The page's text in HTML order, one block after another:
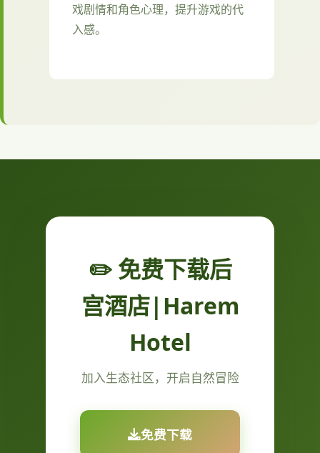
戏剧情和角色心理，提升游戏的代
入感。
✏️ 免费下载后
宫酒店|Harem
Hotel
加入生态社区，开启自然冒险
免费下载